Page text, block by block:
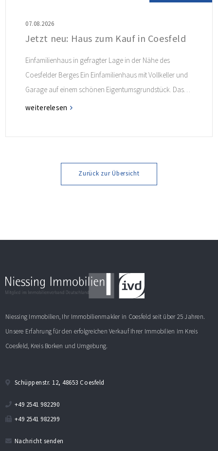
07.08.2026
Jetzt neu: Haus zum Kauf in Coesfeld
Einfamilienhaus in gefragter Lage in der Nähe des
Coesfelder Berges Ein Einfamilienhaus mit Vollkeller und
Garage auf einem schönen Eigentumsgrundstück. Das
Haus ist in Fertigbauweise erstellt und ist ideal für alle
weiterelesen
Zurück zur Übersicht
Niessing Immobilien, Ihr Immobilienmakler in Coesfeld seit über 25 Jahren.
Unsere Erfahrung für den erfolgreichen Verkauf Ihrer Immobilien im Kreis
Coesfeld, Kreis Borken und Umgebung.
Schüppenstr. 12, 48653 Coesfeld
+49 2541 982290
+49 2541 982299
Nachricht senden